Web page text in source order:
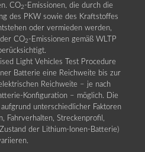
CO2 -Emissionen, die durch die
des PKW sowie des Kraftstoffes
oder vermieden werden,
CO2 -Emissionen gemäß WLTP
Light Vehicles Test Procedure
Batterie eine Reichweite bis zur
Reichweite – je nach
Konfiguration – möglich. Die
unterschiedlicher Faktoren
Fahrverhalten, Streckenprofil,
der Lithium-Ionen-Batterie)